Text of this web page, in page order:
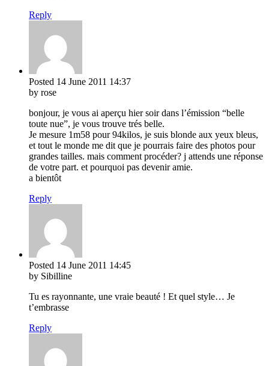
Reply
Posted 14 June 2011 14:37
by rose
bonjour, je vous ai aperçu hier soir dans l’émission “belle
toute nue”, je vous trouve trés belle.
Je mesure 1m58 pour 94kilos, je suis blonde aux yeux bleus,
et tout le monde me dit que je pourrais faire des photos pour
grandes tailles. mais comment procéder? j attends une réponse
de votre part. et pourquoi pas devenir amie.
a bientôt
Reply
Posted 14 June 2011 14:45
by Sibilline
Tu es rayonnante, une vraie beauté ! Et quel style… Je
t’embrasse
Reply